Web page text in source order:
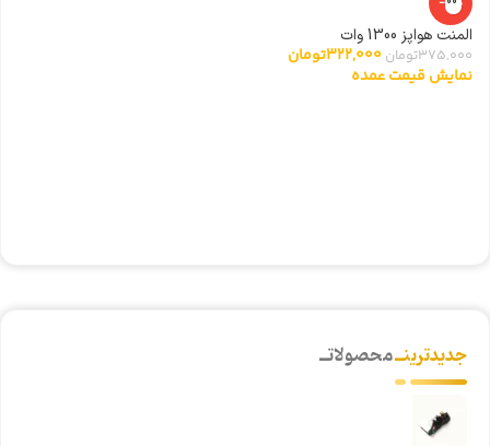
المنت هواپز 1300 وات
375,000تومان 322,000تومان
نمایش قیمت عمده
جدیدترینــمحصولاتــ